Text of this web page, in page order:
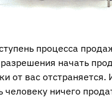
процесса
начать
от вас
ничего